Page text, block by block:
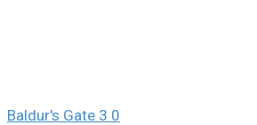
Baldur's Gate 3 0